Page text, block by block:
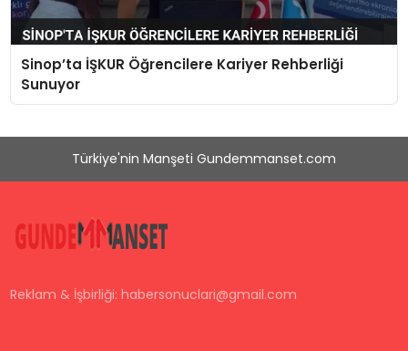
Sinop’ta İŞKUR Öğrencilere Kariyer Rehberliği
Sunuyor
Türkiye'nin Manşeti Gundemmanset.com
Reklam & İşbirliği:habersonuclari@gmail.com